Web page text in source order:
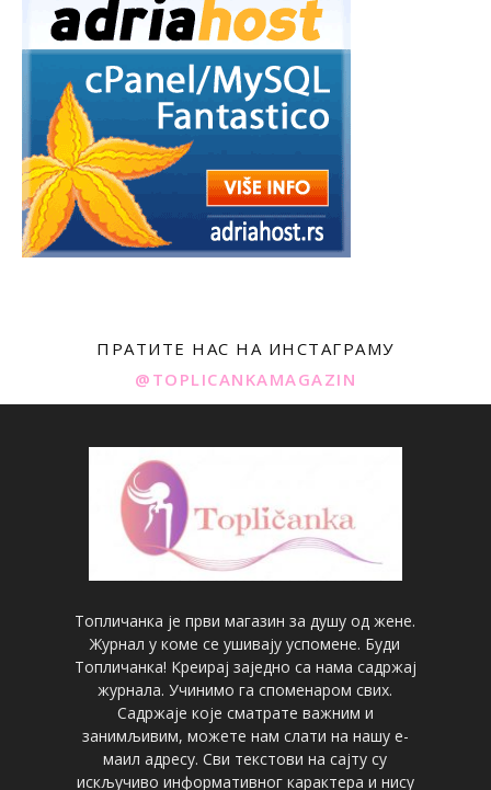
ПРАТИТЕ НАС НА ИНСТАГРАМУ
@TOPLICANKAMAGAZIN
Топличанка је први магазин за душу од жене.
Журнал у коме се ушивају успомене. Буди
Топличанка! Креирај заједно са нама садржај
журнала. Учинимо га споменаром свих.
Садржаје које сматрате важним и
занимљивим, можете нам слати на нашу е-
маил адресу. Сви текстови на сајту су
искључиво информативног карактера и нису